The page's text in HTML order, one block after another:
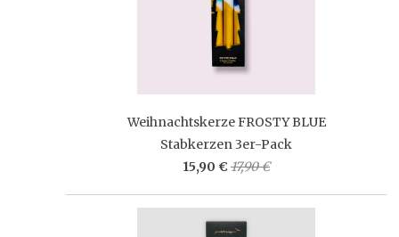
Weihnachtskerze FROSTY BLUE
Stabkerzen 3er-Pack
15,90 € 17,90 €